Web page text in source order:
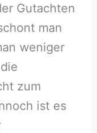
Gutachten
man
weniger
zum
ist es